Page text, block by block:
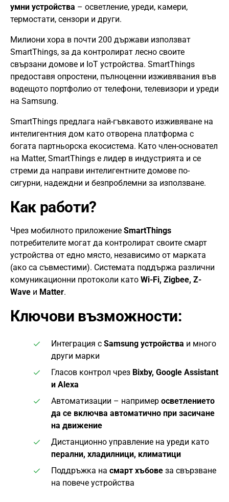
умни устройства – осветление, уреди, камери,
термостати, сензори и други.
Милиони хора в почти 200 държави използват
SmartThings, за да контролират лесно своите
свързани домове и IoT устройства. SmartThings
предоставя опростени, пълноценни изживявания във
водещото портфолио от телефони, телевизори и уреди
на Samsung.
SmartThings предлага най-гъвкавото изживяване на
интелигентния дом като отворена платформа с
богата партньорска екосистема. Като член-основател
на Matter, SmartThings е лидер в индустрията и се
стреми да направи интелигентните домове по-
сигурни, надеждни и безпроблемни за използване.
Как работи?
Чрез мобилното приложение SmartThings
потребителите могат да контролират своите смарт
устройства от едно място, независимо от марката
(ако са съвместими). Системата поддържа различни
комуникационни протоколи като Wi-Fi, Zigbee, Z-
Wave и Matter.
Ключови възможности:
Интеграция с Samsung устройства и много
други марки
Гласов контрол чрез Bixby, Google Assistant
и Alexa
Автоматизации – например осветлението
да се включва автоматично при засичане
на движение
Дистанционно управление на уреди като
перални, хладилници, климатици
Поддръжка на смарт хъбове за свързване
на повече устройства